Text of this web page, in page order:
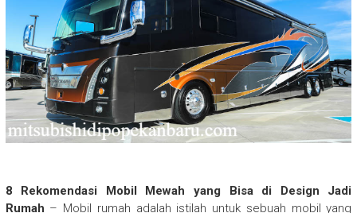
8 Rekomendasi Mobil Mewah yang Bisa di Design Jadi
Rumah – Mobil rumah adalah istilah untuk sebuah mobil yang